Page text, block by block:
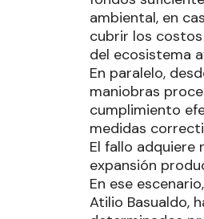
ambiental, en
cubrir los
del ecosistema
En paralelo,
maniobras
cumplimiento
medidas
El fallo adquiere
expansión
En ese
Atilio Basualdo,